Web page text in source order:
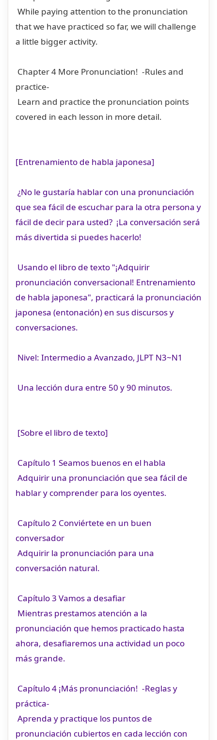
While paying attention to the pronunciation
that we have practiced so far, we will challenge
a little bigger activity.
Chapter 4 More Pronunciation! -Rules and
practice-
Learn and practice the pronunciation points
covered in each lesson in more detail.
[Entrenamiento de habla japonesa]
¿No le gustaría hablar con una pronunciación
que sea fácil de escuchar para la otra persona y
fácil de decir para usted? ¡La conversación será
más divertida si puedes hacerlo!
Usando el libro de texto "¡Adquirir
pronunciación conversacional! Entrenamiento
de habla japonesa", practicará la pronunciación
japonesa (entonación) en sus discursos y
conversaciones.
Nivel: Intermedio a Avanzado, JLPT N3~N1
Una lección dura entre 50 y 90 minutos.
[Sobre el libro de texto]
Capítulo 1 Seamos buenos en el habla
Adquirir una pronunciación que sea fácil de
hablar y comprender para los oyentes.
Capítulo 2 Conviértete en un buen
conversador
Adquirir la pronunciación para una
conversación natural.
Capítulo 3 Vamos a desafiar
Mientras prestamos atención a la
pronunciación que hemos practicado hasta
ahora, desafiaremos una actividad un poco
más grande.
Capítulo 4 ¡Más pronunciación! -Reglas y
práctica-
Aprenda y practique los puntos de
pronunciación cubiertos en cada lección con